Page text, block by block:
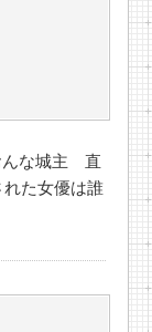
んな城主 直
た女優は誰